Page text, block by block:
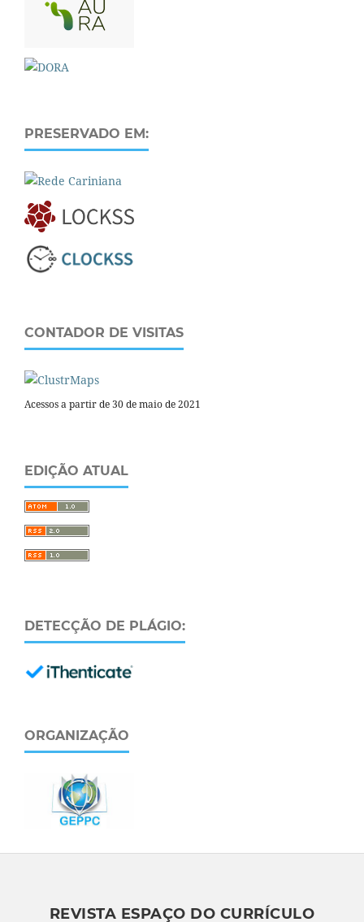
PRESERVADO EM:
CONTADOR DE VISITAS
Acessos a partir de 30 de maio de 2021
EDIÇÃO ATUAL
DETECÇÃO DE PLÁGIO:
ORGANIZAÇÃO
REVISTA ESPAÇO DO CURRÍCULO